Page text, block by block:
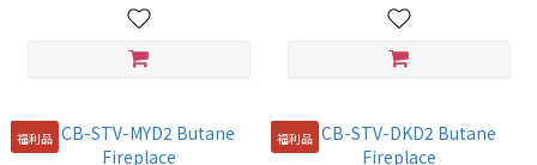
福利品 福利品